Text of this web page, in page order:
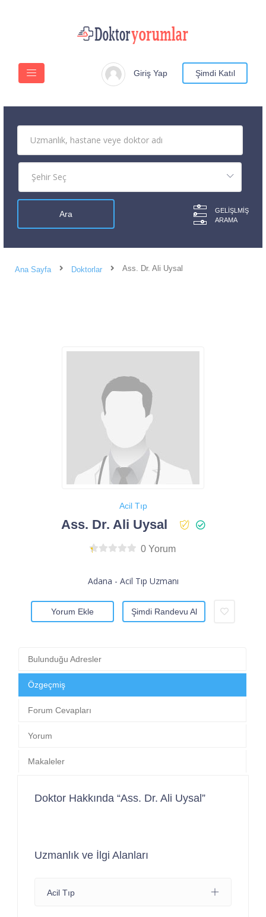
Giriş Yap Şimdi Katıl
GELIŞLMIŞ
ARAMA
Ana Sayfa Doktorlar Ass. Dr. Ali Uysal
Acil Tıp
Ass. Dr. Ali Uysal
0 Yorum
Adana - Acil Tıp Uzmanı
Yorum Ekle Şimdi Randevu Al
Bulunduğu Adresler
Özgeçmiş
Forum Cevapları
Yorum
Makaleler
Doktor Hakkında “Ass. Dr. Ali Uysal”
Uzmanlık ve İlgi Alanları
Acil Tıp